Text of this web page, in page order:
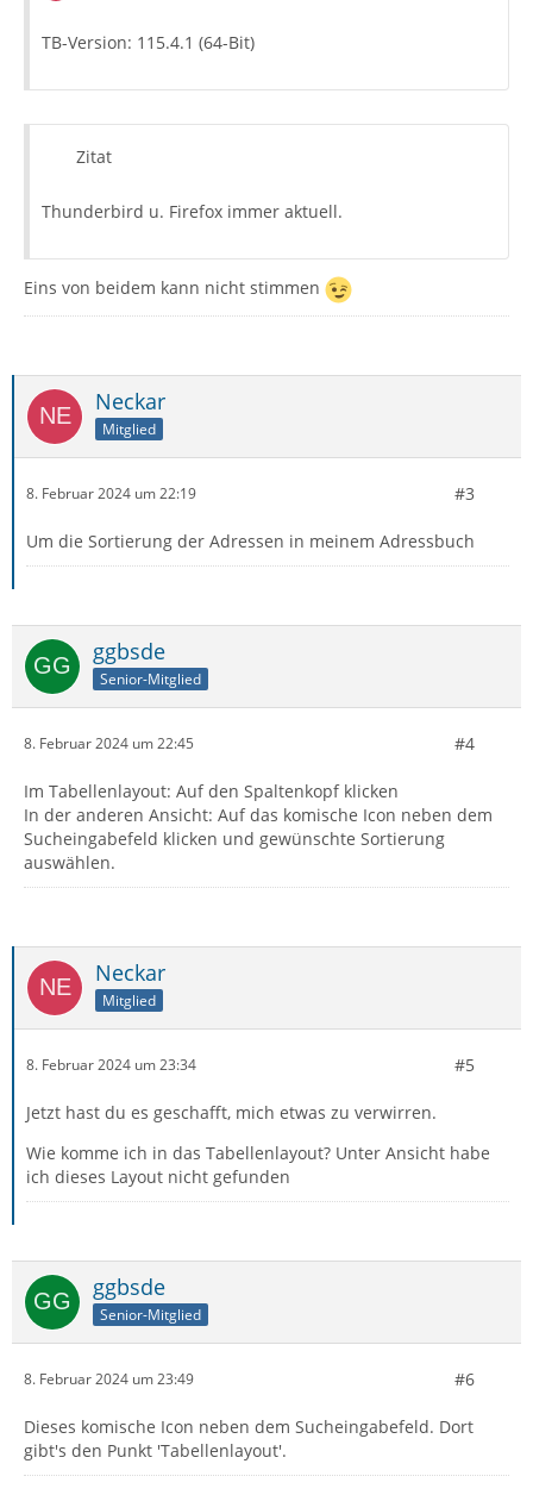
TB-Version: 115.4.1 (64-Bit)
Zitat
Thunderbird u. Firefox immer aktuell.
Eins von beidem kann nicht stimmen
Neckar
Mitglied
8. Februar 2024 um 22:19 #3
Um die Sortierung der Adressen in meinem Adressbuch
ggbsde
Senior-Mitglied
8. Februar 2024 um 22:45 #4
Im Tabellenlayout: Auf den Spaltenkopf klicken
In der anderen Ansicht: Auf das komische Icon neben dem
Sucheingabefeld klicken und gewünschte Sortierung
auswählen.
Neckar
Mitglied
8. Februar 2024 um 23:34 #5
Jetzt hast du es geschafft, mich etwas zu verwirren.
Wie komme ich in das Tabellenlayout? Unter Ansicht habe
ich dieses Layout nicht gefunden
ggbsde
Senior-Mitglied
8. Februar 2024 um 23:49 #6
Dieses komische Icon neben dem Sucheingabefeld. Dort
gibt's den Punkt 'Tabellenlayout'.